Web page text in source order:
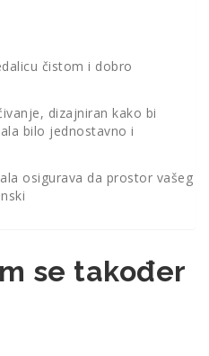
čistom i dobro
dizajniran kako bi
bilo jednostavno i
osigurava da prostor vašeg
se također